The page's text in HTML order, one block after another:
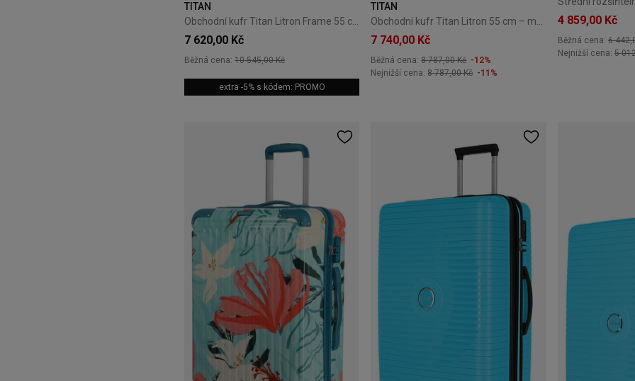
TITAN
7 620,00 Kč
Běžná cena: 10 545,00 Kč
extra -5% s kódem: PROMO
TITAN
7 740,00 Kč
Běžná cena:8 787,00 Kč -12%
Nejnižší cena:8 787,00 Kč -11%
4 859,00 Kč
Běžná cena: 6
Nejnižší cena: 5